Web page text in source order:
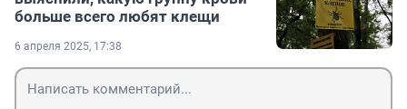
больше всего любят клещи
6 апреля 2025, 17:38